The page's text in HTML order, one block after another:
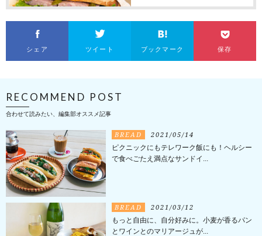
シェア ツイート ブックマーク 保存
RECOMMEND POST
合わせて読みたい、編集部オススメ記事
BREAD 2021/05/14
ピクニックにもテレワーク飯にも！ヘルシー
で食べごたえ満点なサンドイ...
BREAD 2021/03/12
もっと自由に、自分好みに。小麦が香るパン
とワインとのマリアージュが...